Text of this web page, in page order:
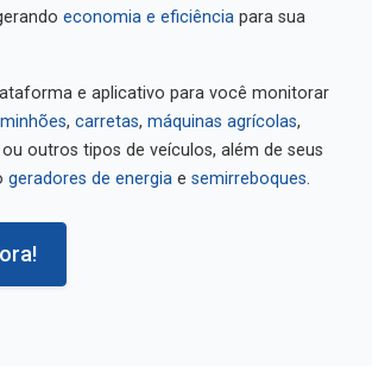
economia e eficiência para sua
e aplicativo para você monitorar
, carretas, máquinas agrícolas,
ou outros tipos de veículos, além de seus
geradores de energia e semirreboques.